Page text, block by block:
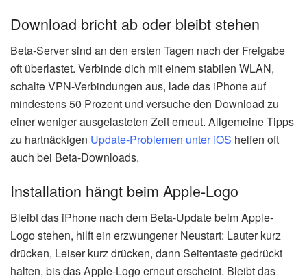
Download bricht ab oder bleibt stehen
Beta-Server sind an den ersten Tagen nach der Freigabe
oft überlastet. Verbinde dich mit einem stabilen WLAN,
schalte VPN-Verbindungen aus, lade das iPhone auf
mindestens 50 Prozent und versuche den Download zu
einer weniger ausgelasteten Zeit erneut. Allgemeine Tipps
zu hartnäckigen Update-Problemen unter iOS helfen oft
auch bei Beta-Downloads.
Installation hängt beim Apple-Logo
Bleibt das iPhone nach dem Beta-Update beim Apple-
Logo stehen, hilft ein erzwungener Neustart: Lauter kurz
drücken, Leiser kurz drücken, dann Seitentaste gedrückt
halten, bis das Apple-Logo erneut erscheint. Bleibt das